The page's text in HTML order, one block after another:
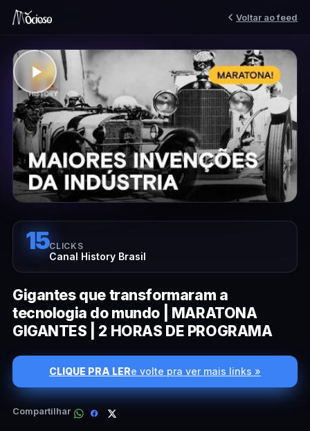
Voltar ao feed
15CLICKS
Canal History Brasil
Gigantes que transformaram a
tecnologia do mundo | MARATONA
GIGANTES | 2 HORAS DE PROGRAMA
CLIQUE PRA LERe volte pra ver mais links »
Compartilhar